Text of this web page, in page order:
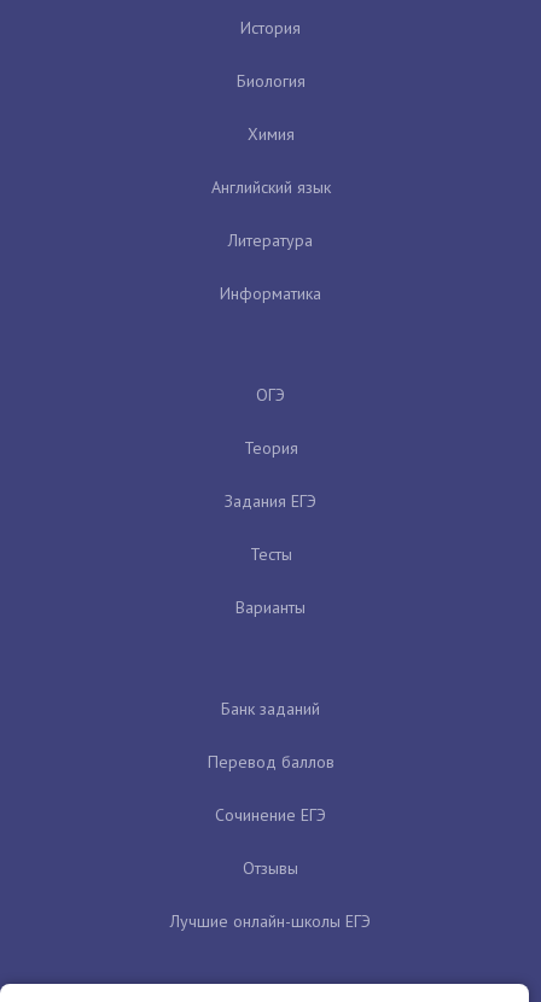
История
Биология
Химия
Английский язык
Литература
Информатика
ОГЭ
Теория
Задания ЕГЭ
Тесты
Варианты
Банк заданий
Перевод баллов
Сочинение ЕГЭ
Отзывы
Лучшие онлайн-школы ЕГЭ